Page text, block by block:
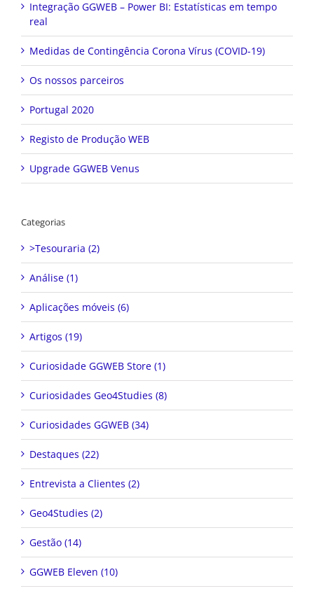
Integração GGWEB – Power BI: Estatísticas em tempo
real
Medidas de Contingência Corona Vírus (COVID-19)
Os nossos parceiros
Portugal 2020
Registo de Produção WEB
Upgrade GGWEB Venus
Categorias
>Tesouraria (2)
Análise (1)
Aplicações móveis (6)
Artigos (19)
Curiosidade GGWEB Store (1)
Curiosidades Geo4Studies (8)
Curiosidades GGWEB (34)
Destaques (22)
Entrevista a Clientes (2)
Geo4Studies (2)
Gestão (14)
GGWEB Eleven (10)